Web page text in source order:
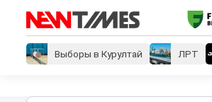
Выборы в Курултай ЛРТ